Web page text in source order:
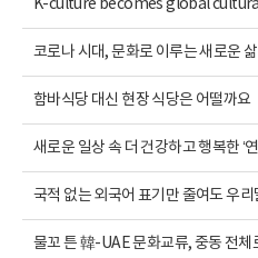
코로나 시대, 문화로 이루는 새로운 삶
함바식당 대신 현장 식당은 어떨까요